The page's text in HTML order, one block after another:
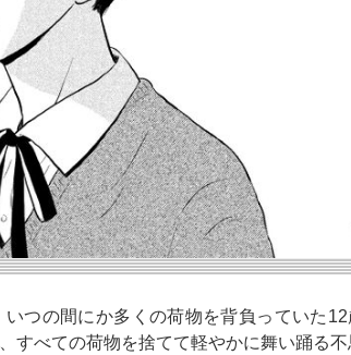
つの間にか多くの荷物を背負っていた12
すべての荷物を捨てて軽やかに舞い踊る不